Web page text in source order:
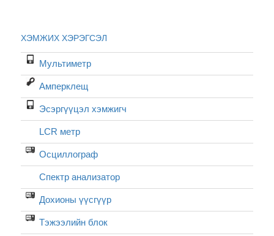
ХЭМЖИХ ХЭРЭГСЭЛ
Мультиметр
Амперклещ
Эсэргүүцэл хэмжигч
LCR метр
Осциллограф
Спектр анализатор
Дохионы үүсгүүр
Тэжээлийн блок